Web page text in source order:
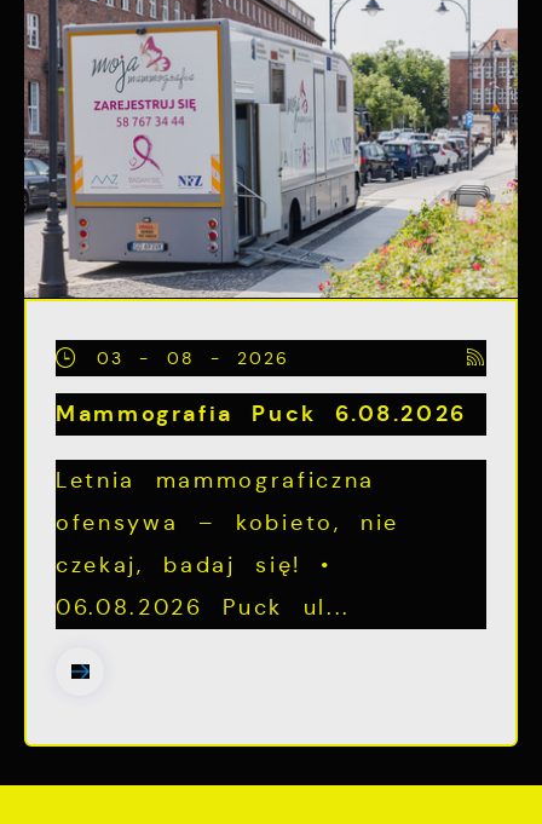
03 - 08 - 2026
Mammografia Puck 6.08.2026
Letnia mammograficzna
ofensywa – kobieto, nie
czekaj, badaj się! •
06.08.2026 Puck ul...